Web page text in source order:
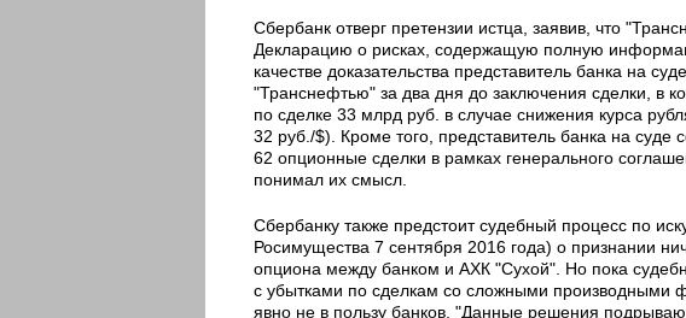
Сбербанк отверг претензии истца, заявив, что
Декларацию о рисках, содержащую полную
качестве доказательства представитель банка на
"Транснефтью" за два дня до заключения сделки, в
по сделке 33 млрд руб. в случае снижения курса
32 руб./$). Кроме того, представитель банка на
62 опционные сделки в рамках генерального
понимал их смысл.
Сбербанку также предстоит судебный процесс по
Росимущества 7 сентября 2016 года) о признании
опциона между банком и АХК "Сухой". Но пока
с убытками по сделкам со сложными производными
явно не в пользу банков. "Данные решения